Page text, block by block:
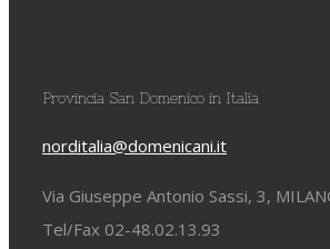
Provincia San Domenico in Italia
norditalia@domenicani.it
Via Giuseppe Antonio Sassi, 3,
Tel/Fax 02-48.02.13.93